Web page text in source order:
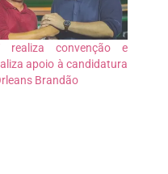
realiza convenção e
apoio à candidatura
Brandão